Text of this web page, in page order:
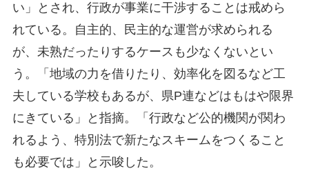
い」とされ、行政が事業に干渉することは戒めら
れている。自主的、民主的な運営が求められる
が、未熟だったりするケースも少なくないとい
う。「地域の力を借りたり、効率化を図るなど工
夫している学校もあるが、県P連などはもはや限界
にきている」と指摘。「行政など公的機関が関わ
れるよう、特別法で新たなスキームをつくること
も必要では」と示唆した。